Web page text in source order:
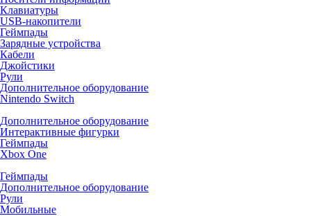
Клавиатуры
USB-накопители
Геймпады
Зарядные устройства
Кабели
Джойстики
Рули
Дополнительное оборудование
Nintendo Switch
Дополнительное оборудование
Интерактивные фигурки
Геймпады
Xbox One
Геймпады
Дополнительное оборудование
Рули
Мобильные